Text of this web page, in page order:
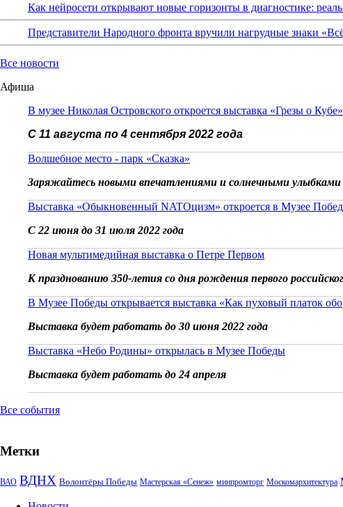
Как нейросети открывают новые горизонты в диагностике:
Представители Народного фронта вручили нагрудные знаки
Все новости
Афиша
В музее Николая Островского откроется выставка «Грезы о Кубе»
С 11 августа по 4 сентября 2022 года
Волшебное место - парк «Сказка»
Заряжайтесь новыми впечатлениями и солнечными улыбками
Выставка «Обыкновенный NATOцизм» откроется в Музее
С 22 июня до 31 июля 2022 года
Новая мультимедийная выставка о Петре Первом
К празднованию 350-летия со дня рождения первого
В Музее Победы открывается выставка «Как пуховый платок
Выставка будет работать до 30 июня 2022 года
Выставка «Небо Родины» открылась в Музее Победы
Выставка будет работать до 24 апреля
Все события
Метки
ВАО ВДНХ Волонтёры Победы Мастерская «Сенеж» минпромторг Москомархитектура